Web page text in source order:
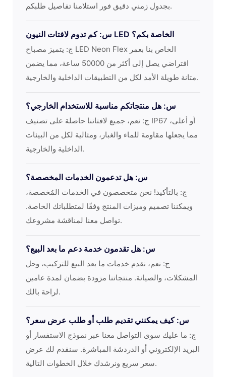
بجدول زمني دقيق فور استلامنا تفاصيل طلبكم.
س: كم تدوم لافتات النيون LED الخاصة بكم؟
ج: يتميز مصباح LED Neon Flex الخاص بنا بعمر
افتراضي يصل إلى أكثر من 50000 ساعة، مما يضمن
متانة طويلة الأمد لكل من التطبيقات الداخلية والخارجية.
س: هل منتجاتكم مناسبة للاستخدام الخارجي؟
ج: نعم، جميع لافتاتنا حاصلة على تصنيف IP67 أو أعلى،
مما يجعلها مقاومة للماء والغبار، ومثالية لكل من البيئات
الداخلية والخارجية.
س: هل تدعمون الخدمات المخصصة؟
ج: بالتأكيد! نحن متخصصون في الخدمات المُخصصة،
ويمكننا تصميم وميزات المنتج وفقًا لمتطلباتك الخاصة.
تواصل معنا لمناقشة مشروعك.
س: هل تقدمون خدمة دعم ما بعد البيع؟
ج: نعم، نقدم خدمات ما بعد البيع للتركيب، وحل
المشكلات، والصيانة. منتجاتنا مزودة بضمان لمدة عامين
لراحة بالك.
س: كيف يمكنني تقديم طلب أو طلب عرض سعر؟
ج: ما عليك سوى التواصل معنا عبر نموذج الاستفسار أو
البريد الإلكتروني أو الدردشة المباشرة. سنقدم لك عرض
سعر سريع ونرشدك خلال الخطوات التالية.